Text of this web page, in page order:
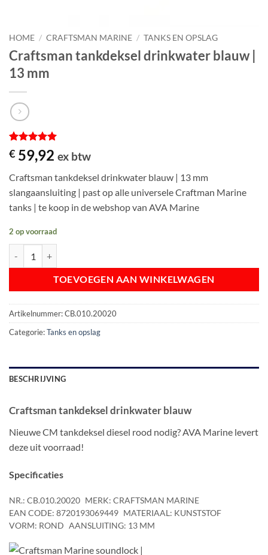
HOME / CRAFTSMAN MARINE / TANKS EN OPSLAG
Craftsman tankdeksel drinkwater blauw |
13 mm
Gewaardeerd
5op 5
op
1
klantbeoordeling
€ 59,92 ex btw
Craftsman tankdeksel drinkwater blauw | 13 mm
slangaansluiting | past op alle universele Craftman Marine
tanks | te koop in de webshop van AVA Marine
2 op voorraad
TOEVOEGEN AAN WINKELWAGEN
Artikelnummer:CB.010.20020
Categorie:Tanks en opslag
BESCHRIJVING
Craftsman tankdeksel drinkwater blauw
Nieuwe CM tankdeksel diesel rood nodig? AVA Marine levert
deze uit voorraad!
Specificaties
NR.: CB.010.20020 MERK: CRAFTSMAN MARINE
EAN CODE: 8720193069449 MATERIAAL: KUNSTSTOF
VORM: ROND AANSLUITING: 13 MM